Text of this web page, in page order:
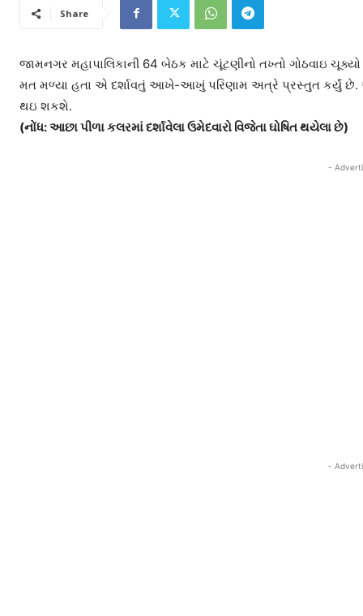
Share
જામનગર મહાપાલિકાની 64 બેઠક માટે ચૂંટણીનો તખ્તો ગોઠવાઇ
મત મળ્યા હતા એ દર્શાવતું આખે-આખું પરિણામ અત્રે પ્રસ્તુત કર્યું છે.
થઇ શકશે.
(નોંધ: આછા પીળા કલરમાં દર્શાવેલા ઉમેદવારો વિજેતા ઘોષિત થયેલા છે)
-
-